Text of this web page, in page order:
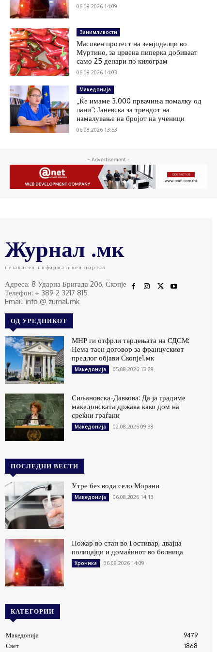
06.08.2026 14:09
Занимливости
Масовен протест на земјоделци во
Муртино, за црвена пиперка добиваат
само 25 денари по килограм
06.08.2026 14:03
Македонија
„Ќе имаме 3.000 првачиња помалку од
лани“: Јаневска за трендот на
намалување на бројот на ученици
06.08.2026 13:53
- Advertisement -
Журнал .мк
независен информативен портал
Адреса: 8 Ударна Бригада 20б, Скопје
Телефон: + 389 2 3217 815
Email: info @ zurnal.mk
ОД УРЕДНИКОТ
МНР ги отфрли тврдењата на СДСМ:
Нема таен договор за францускиот
предлог објави Скопје1.мк
Македонија 05.08.2026 13:28
Сиљановска-Давкова: Да ја градиме
македонската држава како дом на
среќни граѓани
Македонија 02.08.2026 09:38
ПОСЛЕДНИ ВЕСТИ
Утре без вода село Морани
Македонија 06.08.2026 14:13
Пожар во стан во Гостивар, двајца
полицајци и домаќинот во болница
Хроника 06.08.2026 14:09
КАТЕГОРИИ
Македонија
9479
Свет
1868